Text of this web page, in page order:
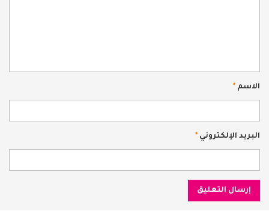
الاسم*
البريد الإلكتروني*